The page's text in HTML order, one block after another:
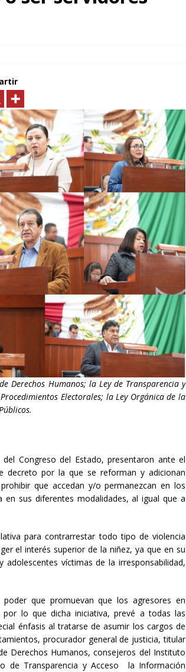
LA SOBERANÍA ENERGÉTICA*
iniciativa para proteger a mujeres de violencia
con IA
POLÍTICA
simulaciones, sino de acompañar a la Presidenta:
Rivera
ESTADOS
Sheinbaum asistencia a la cumbre en España;
soberanía y dignidad
MUNDO
Y LORENA CUÉLLAR INAUGURAN UNIVERSIDAD
EN TEOLOCHOLCO
MUNICIPIOS
Bicentenario del Senado de la República
UNCATEGORIZED
Derechos Humanos; la Ley de Transparencia y
Electorales; la Ley Orgánica de la
Congreso del Estado, presentaron ante el
decreto por la que se reforman y adicionan
que accedan y/o permanezcan en los
sus diferentes modalidades, al igual que a
para contrarrestar todo tipo de violencia
el interés superior de la niñez, ya que en su
víctimas de la irresponsabilidad,
que promuevan que los agresores en
lo que dicha iniciativa, prevé a todas las
énfasis al tratarse de asumir los cargos de
procurador general de justicia, titular
Derechos Humanos, consejeros del Instituto
de Transparencia y Acceso la Información